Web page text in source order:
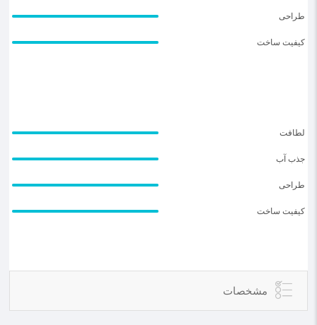
طراحی
کیفیت ساخت
لطافت
جذب آب
طراحی
کیفیت ساخت
مشخصات